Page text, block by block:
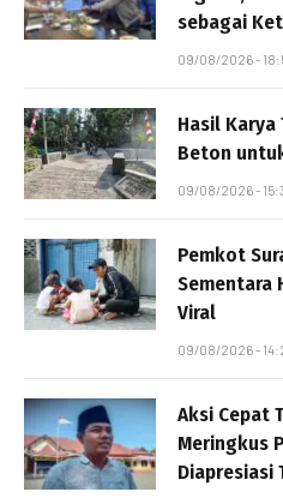
sebagai
09/08/2026 -
Hasil Karya
Beton
09/08/2026 -
Pemkot
Sementara
Viral
09/08/2026 -
Aksi Cepat
Meringkus
Diapresiasi